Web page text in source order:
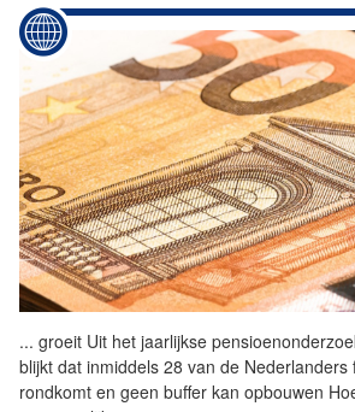
... groeit Uit het jaarlijkse
blijkt dat inmiddels 28 van de
rondkomt en geen buffer kan opbouwen